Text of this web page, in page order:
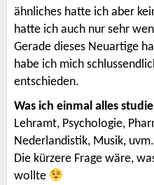
ähnliches hatte ich aber
hatte ich auch nur sehr
Gerade dieses Neuartige
habe ich mich
entschieden.
Was ich einmal alles
Lehramt, Psychologie,
Nederlandistik, Musik, uvm.
Die kürzere Frage wäre,
wollte